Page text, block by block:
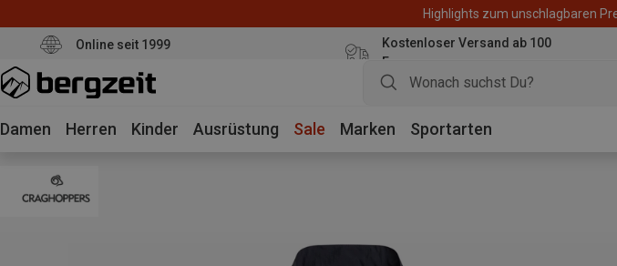
Highlights zum unschlagbaren
Online seit 1999
Kostenloser Versand ab 100
Euro
Damen Herren Kinder Ausrüstung Sale Marken Sportarten